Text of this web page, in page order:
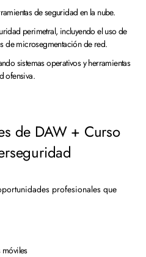
de seguridad en la nube.
perimetral, incluyendo el uso de
de microsegmentación de red.
sistemas operativos y herramientas
ofensiva.
de DAW + Curso
profesionales que